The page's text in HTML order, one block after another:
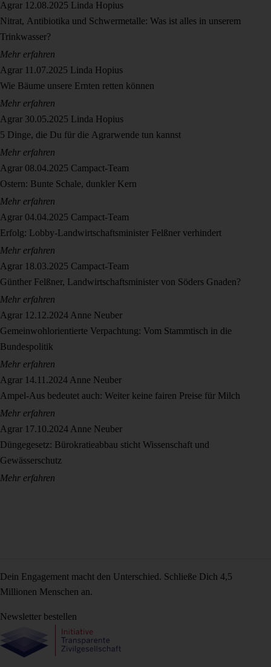
Agrar 12.08.2025 Linda Hopius
Nitrat, Antibiotika und Schwermetalle: Was ist alles in unserem
Trinkwasser?
Mehr erfahren
Agrar 11.07.2025 Linda Hopius
Wie Bäume unsere Ernten retten können
Mehr erfahren
Agrar 30.05.2025 Linda Hopius
5 Dinge, die Du für die Agrarwende tun kannst
Mehr erfahren
Agrar 08.04.2025 Campact-Team
Ostern: Bunte Schale, dunkler Kern
Mehr erfahren
Agrar 04.04.2025 Campact-Team
Erfolg: Lobby-Landwirtschaftsminister Felßner verhindert
Mehr erfahren
Agrar 18.03.2025 Campact-Team
Günther Felßner, Landwirtschaftsminister von Söders Gnaden?
Mehr erfahren
Agrar 12.12.2024 Anne Neuber
Gemeinwohlorientierte Verpachtung: Vom Stammtisch in die
Bundespolitik
Mehr erfahren
Agrar 14.11.2024 Anne Neuber
Ampel-Aus bedeutet auch: Weiter keine fairen Preise für Milch
Mehr erfahren
Agrar 17.10.2024 Anne Neuber
Düngegesetz: Bürokratieabbau sticht Wissenschaft und
Gewässerschutz
Mehr erfahren
Dein Engagement macht den Unterschied. Schließe Dich 4,5
Millionen Menschen an.
Newsletter bestellen